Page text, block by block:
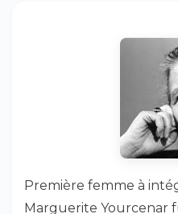
Première femme à
Marguerite Yourcenar